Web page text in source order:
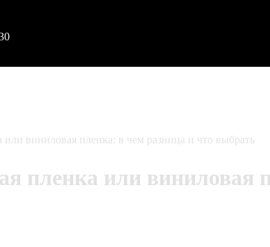
или виниловая пленка: в чем разница и что выбрать
пленка или виниловая